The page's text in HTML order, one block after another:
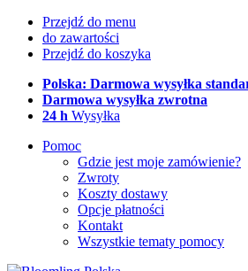
Przejdź do menu
do zawartości
Przejdź do koszyka
Polska: Darmowa wysyłka
Darmowa wysyłka zwrotna
24 h Wysyłka
Pomoc
Gdzie jest moje zamówienie?
Zwroty
Koszty dostawy
Opcje płatności
Kontakt
Wszystkie tematy pomocy